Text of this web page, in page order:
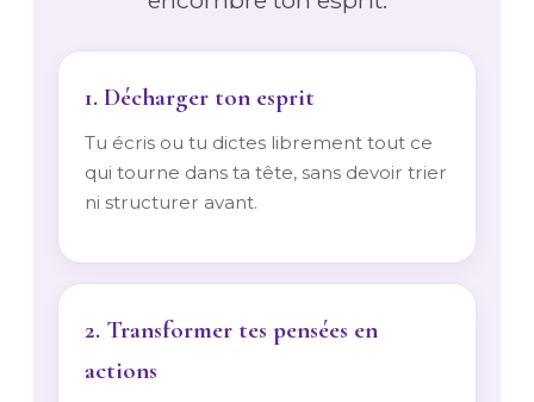
1. Décharger ton esprit
Tu écris ou tu dictes librement tout ce
qui tourne dans ta tête, sans devoir trier
ni structurer avant.
2. Transformer tes pensées en
actions